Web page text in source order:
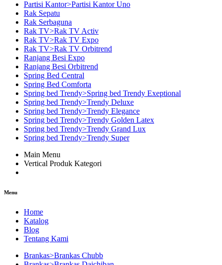
Partisi Kantor>Partisi Kantor Uno
Rak Sepatu
Rak Serbaguna
Rak TV>Rak TV Activ
Rak TV>Rak TV Expo
Rak TV>Rak TV Orbitrend
Ranjang Besi Expo
Ranjang Besi Orbitrend
Spring Bed Central
Spring Bed Comforta
Spring bed Trendy>Spring bed Trendy Exeptional
Spring bed Trendy>Trendy Deluxe
Spring bed Trendy>Trendy Elegance
Spring bed Trendy>Trendy Golden Latex
Spring bed Trendy>Trendy Grand Lux
Spring bed Trendy>Trendy Super
Main Menu
Vertical Produk Kategori
Menu
Home
Katalog
Blog
Tentang Kami
Brankas>Brankas Chubb